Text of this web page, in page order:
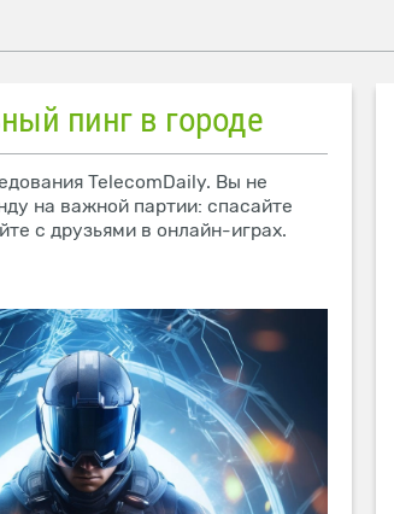
пинг в городе
TelecomDaily. Вы не
на важной партии: спасайте
с друзьями в онлайн-играх.